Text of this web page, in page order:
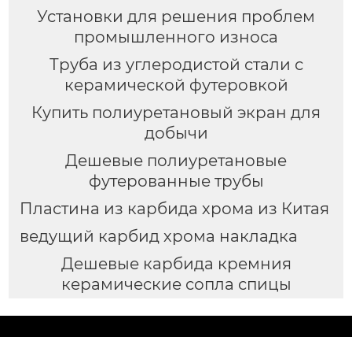
Установки для решения проблем
промышленного износа
Труба из углеродистой стали с
керамической футеровкой
Купить полиуретановый экран для
добычи
Дешевые полиуретановые
футерованные трубы
Пластина из карбида хрома из Китая
ведущий карбид хрома накладка
Дешевые карбида кремния
керамические сопла спицы